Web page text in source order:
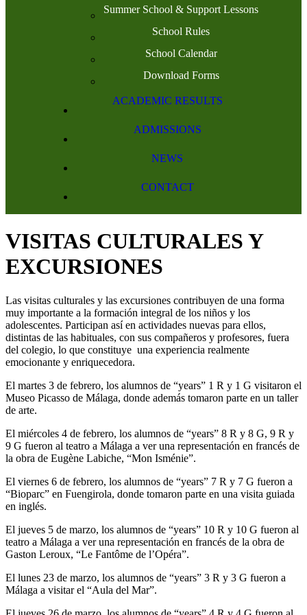
Summer School & Support Lessons
School Rules
School Calendar
Download Forms
ACADEMIC RESULTS
ADMISSIONS
NEWS
CONTACT
VISITAS CULTURALES Y
EXCURSIONES
Las visitas culturales y las excursiones contribuyen de una forma
muy importante a la formación integral de los niños y los
adolescentes. Participan así en actividades nuevas para ellos,
distintas de las habituales, con sus compañeros y profesores, fuera
del colegio, lo que constituye una experiencia realmente
emocionante y enriquecedora.
El martes 3 de febrero, los alumnos de “years” 1 R y 1 G visitaron el
Museo Picasso de Málaga, donde además tomaron parte en un taller
de arte.
El miércoles 4 de febrero, los alumnos de “years” 8 R y 8 G, 9 R y
9 G fueron al teatro a Málaga a ver una representación en francés de
la obra de Eugène Labiche, “Mon Isménie”.
El viernes 6 de febrero, los alumnos de “years” 7 R y 7 G fueron a
“Bioparc” en Fuengirola, donde tomaron parte en una visita guiada
en inglés.
El jueves 5 de marzo, los alumnos de “years” 10 R y 10 G fueron al
teatro a Málaga a ver una representación en francés de la obra de
Gaston Leroux, “Le Fantôme de l’Opéra”.
El lunes 23 de marzo, los alumnos de “years” 3 R y 3 G fueron a
Málaga a visitar el “Aula del Mar”.